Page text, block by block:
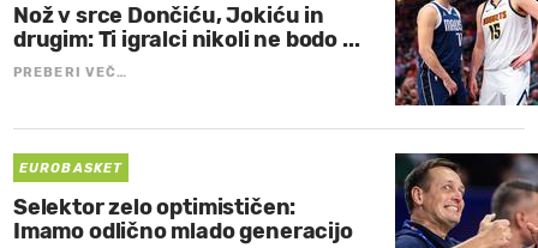
Nož v srce Dončiću, Jokiću in
drugim: Ti igralci nikoli ne bodo ...
PREBERI VEČ…
EUROBASKET
Selektor zelo optimističen:
Imamo odlično mlado generacijo